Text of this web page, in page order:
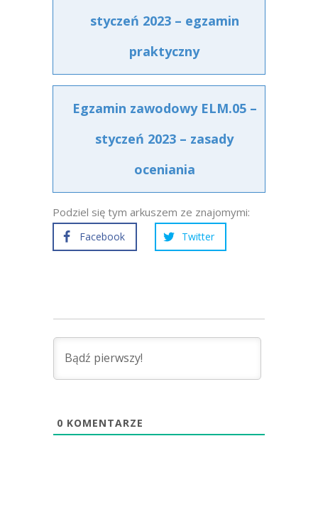
styczeń 2023 – egzamin
praktyczny
Egzamin zawodowy ELM.05 –
styczeń 2023 – zasady
oceniania
Podziel się tym arkuszem ze znajomymi:
Facebook Twitter
0 KOMENTARZE